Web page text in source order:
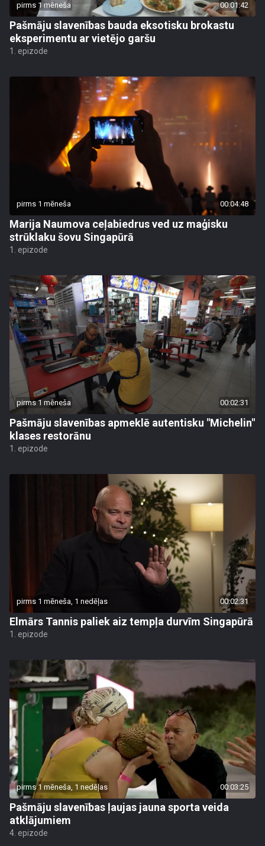
pirms 1 mēneša 00:01:42
Pašmāju slavenības bauda eksotisku brokastu
eksperimentu ar vietējo garšu
1. epizode
pirms 1 mēneša 00:04:48
Marija Naumova ceļabiedrus ved uz maģisku
strūklaku šovu Singapūrā
1. epizode
pirms 1 mēneša 00:02:31
Pašmāju slavenības apmeklē autentisku "Michelin"
klases restorānu
1. epizode
pirms 1 mēneša, 1 nedēļas 00:02:31
Elmārs Tannis paliek aiz tempļa durvīm Singapūrā
1. epizode
pirms 1 mēneša, 1 nedēļas 00:03:25
Pašmāju slavenības ļaujas jauna sporta veida
atklājumiem
4. epizode